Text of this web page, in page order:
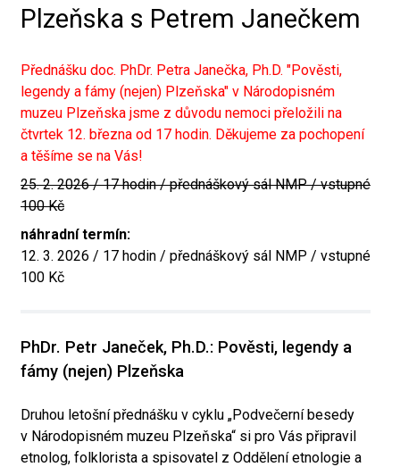
Plzeňska s Petrem Janečkem
Přednášku doc. PhDr. Petra Janečka, Ph.D. "Pověsti,
legendy a fámy (nejen) Plzeňska" v Národopisném
muzeu Plzeňska jsme z důvodu nemoci přeložili na
čtvrtek 12. března od 17 hodin. Děkujeme za pochopení
a těšíme se na Vás!
25. 2. 2026 / 17 hodin / přednáškový sál NMP / vstupné
100 Kč
náhradní termín:
12. 3. 2026 / 17 hodin / přednáškový sál NMP / vstupné
100 Kč
PhDr. Petr Janeček, Ph.D.: Pověsti, legendy a
fámy (nejen) Plzeňska
Druhou letošní přednášku v cyklu „Podvečerní besedy
v Národopisném muzeu Plzeňska“ si pro Vás připravil
etnolog, folklorista a spisovatel z Oddělení etnologie a